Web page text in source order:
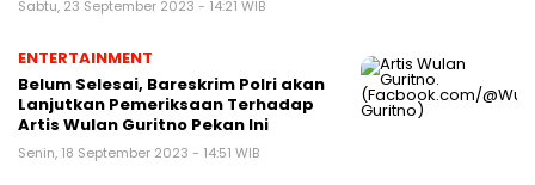
Sabtu, 23 September 2023 - 14:21 WIB
ENTERTAINMENT
Belum Selesai, Bareskrim Polri akan
Lanjutkan Pemeriksaan Terhadap
Artis Wulan Guritno Pekan Ini
Senin, 18 September 2023 - 14:51 WIB